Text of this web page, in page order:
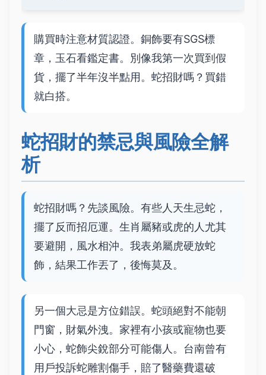
購買時注意材質認證。銅飾要有SGS標
章，玉石看鑑定書。別像我第一次買到假
貨，擺了半年沒半點用。蛇招財嗎？買錯
就白搭。
蛇招財的禁忌與風險全解
析
蛇招財嗎？先談風險。有些人天生忌蛇，
擺了反而招厄運。生肖屬豬或虎的人尤其
要避開，風水相沖。我表弟屬虎硬放蛇
飾，結果工作丟了，後悔莫及。
另一個大忌是方位錯誤。蛇頭絕對不能朝
門窗，財氣外洩。家裡有小孩或寵物也要
小心，蛇飾尖銳部分可能傷人。台南曾有
用戶投訴蛇雕割傷手，賠了醫藥費還破